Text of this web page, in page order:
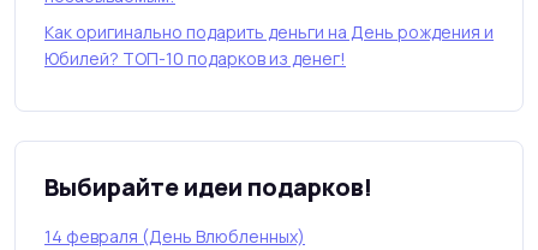
Как оригинально подарить деньги на День рождения и
Юбилей? ТОП-10 подарков из денег!
Выбирайте идеи подарков!
14 февраля (День Влюбленных)